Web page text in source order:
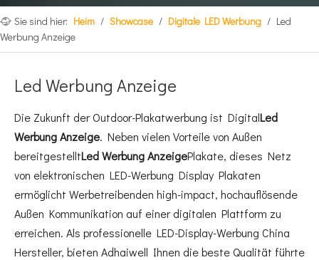
Sie sind hier: Heim / Showcase / Digitale LED Werbung / Led
Werbung Anzeige
Led Werbung Anzeige
Die Zukunft der Outdoor-Plakatwerbung ist DigitalLed
Werbung Anzeige. Neben vielen Vorteile von Außen
bereitgestelltLed Werbung AnzeigePlakate, dieses Netz
von elektronischen LED-Werbung Display Plakaten
ermöglicht Werbetreibenden high-impact, hochauflösende
Außen Kommunikation auf einer digitalen Plattform zu
erreichen. Als professionelle LED-Display-Werbung China
Hersteller, bieten Adhaiwell Ihnen die beste Qualität führte